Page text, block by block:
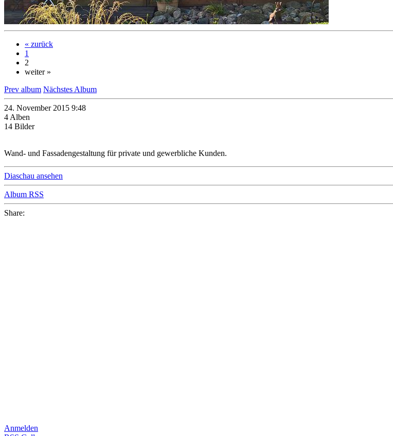
« zurück
1
2
weiter »
Prev album Nächstes Album
24. November 2015 9:48
4 Alben
14 Bilder
Wand- und Fassadengestaltung für private und gewerbliche Kunden.
Diaschau ansehen
Album RSS
Share:
Anmelden